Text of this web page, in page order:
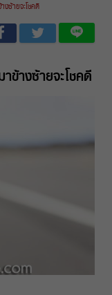
งซ้ายจะโชคดี
ข้างซ้ายจะโชคดี